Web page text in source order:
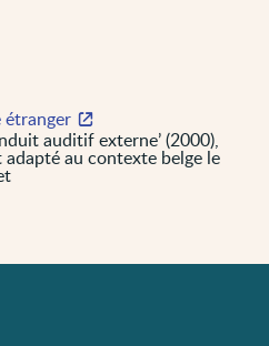
étranger
auditif externe’ (2000),
au contexte belge le